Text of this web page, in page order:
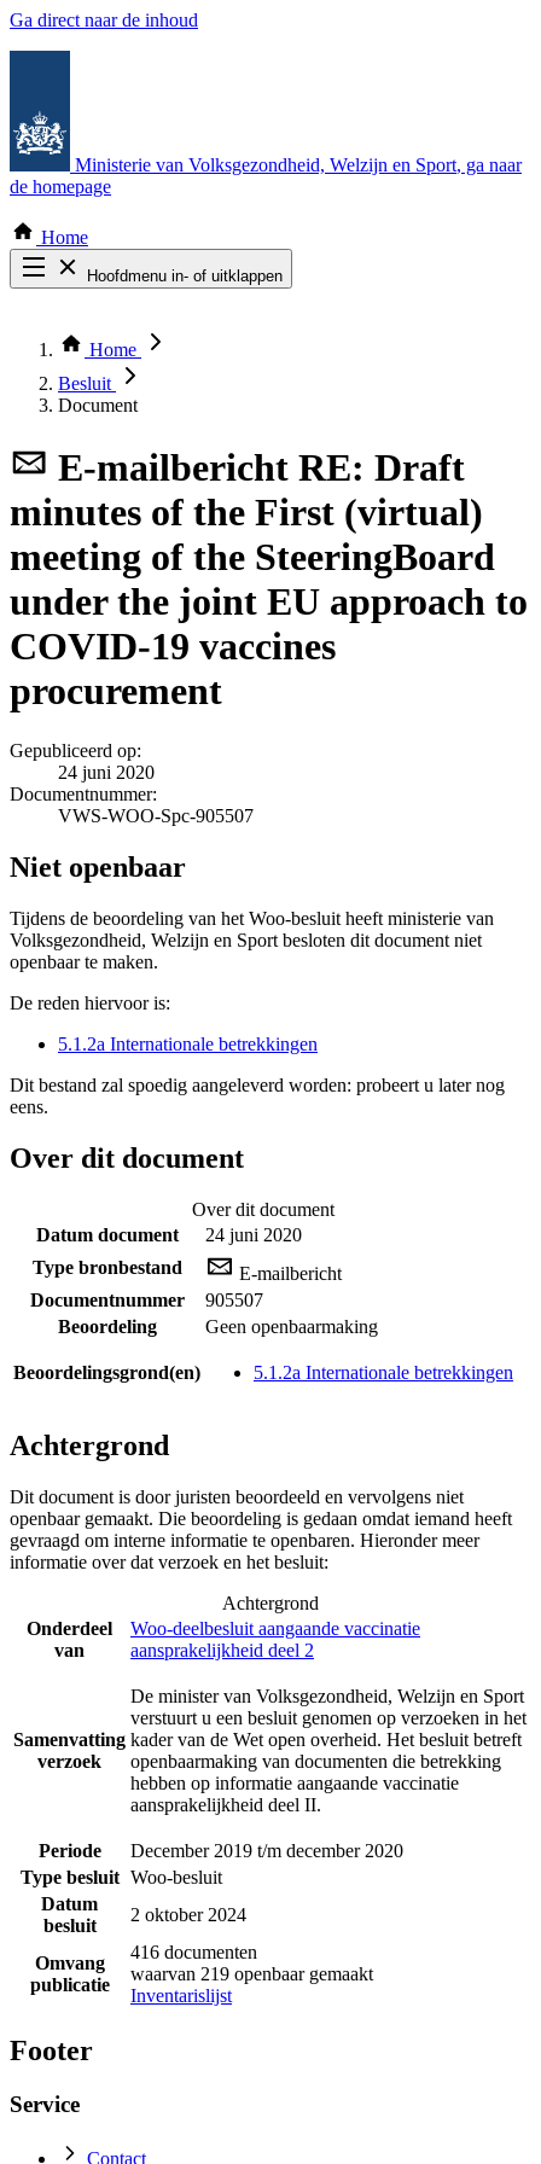
Ga direct naar de inhoud
Ministerie van Volksgezondheid, Welzijn en Sport, ga naar
de homepage
Home
Hoofdmenu in- of uitklappen
Thema COVID-19
Bekijk per bestuursorgaan
Home
Besluit
Document
E-mailbericht RE: Draft
minutes of the First (virtual)
meeting of the SteeringBoard
under the joint EU approach to
COVID-19 vaccines
procurement
Gepubliceerd op:
24 juni 2020
Documentnummer:
VWS-WOO-Spc-905507
Niet openbaar
Tijdens de beoordeling van het Woo-besluit heeft ministerie van
Volksgezondheid, Welzijn en Sport besloten dit document niet
openbaar te maken.
De reden hiervoor is:
5.1.2a Internationale betrekkingen
Dit bestand zal spoedig aangeleverd worden: probeert u later nog
eens.
Over dit document
Over dit document
Datum document
24 juni 2020
Type bronbestand
E-mailbericht
Documentnummer
905507
Beoordeling
Geen openbaarmaking
Beoordelingsgrond(en) 5.1.2a Internationale betrekkingen
Achtergrond
Dit document is door juristen beoordeeld en vervolgens niet
openbaar gemaakt. Die beoordeling is gedaan omdat iemand heeft
gevraagd om interne informatie te openbaren. Hieronder meer
informatie over dat verzoek en het besluit:
Achtergrond
Onderdeel
van
Woo-deelbesluit aangaande vaccinatie
aansprakelijkheid deel 2
Samenvatting
verzoek
De minister van Volksgezondheid, Welzijn en Sport
verstuurt u een besluit genomen op verzoeken in het
kader van de Wet open overheid. Het besluit betreft
openbaarmaking van documenten die betrekking
hebben op informatie aangaande vaccinatie
aansprakelijkheid deel II.
Periode
December 2019 t/m december 2020
Type besluit Woo-besluit
Datum
besluit
2 oktober 2024
Omvang
publicatie
416 documenten
waarvan 219 openbaar gemaakt
Inventarislijst
Footer
Service
Contact